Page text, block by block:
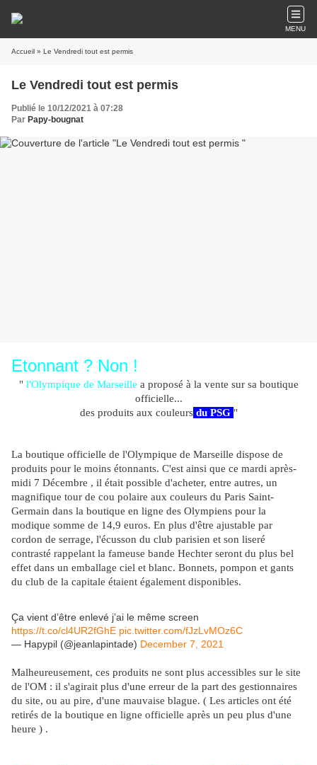
MENU
Accueil » Le Vendredi tout est permis
Le Vendredi tout est permis
Publié le 10/12/2021 à 07:28
Par Papy-bougnat
Etonnant ? Non !
" l'Olympique de Marseille a proposé à la vente sur sa boutique
officielle...
des produits aux couleurs du PSG "
La boutique officielle de l'Olympique de Marseille dispose de
produits pour le moins étonnants. C'est ainsi que ce mardi après-
midi 7 Décembre , il était possible d'acheter, entre autres, un
magnifique tour de cou polaire aux couleurs du Paris Saint-
Germain dans la boutique en ligne des Olympiens pour la
modique somme de 14,9 euros. En plus d'être ajustable par
cordon de serrage, l'écusson du club parisien et son liseré
contrasté rappelant la fameuse bande Hechter seront du plus bel
effet dans un emballage ciel et blanc. Bonnets, pompon et gants
du club de la capitale étaient également disponibles.
Ça vient d’être enlevé j’ai le même screen
https://t.co/cl4UR2fGhE pic.twitter.com/fJzLvMOz6C
— Hapypil (@jeanlapintade) December 7, 2021
Malheureusement, ces produits ne sont plus accessibles sur le site
de l'OM : il s'agirait plus d'une erreur de la part des gestionnaires
du site, ou au pire, d'une mauvaise blague. ( Les articles ont été
retirés de la boutique en ligne officielle après un peu plus d'une
heure ) .